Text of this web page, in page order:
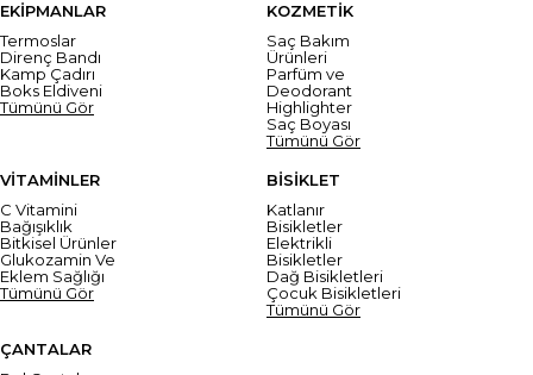
EKİPMANLAR
Termoslar
Direnç Bandı
Kamp Çadırı
Boks Eldiveni
Tümünü Gör
KOZMETİK
Saç Bakım
Ürünleri
Parfüm ve
Deodorant
Highlighter
Saç Boyası
Tümünü Gör
VİTAMİNLER
C Vitamini
Bağışıklık
Bitkisel Ürünler
Glukozamin Ve
Eklem Sağlığı
Tümünü Gör
BİSİKLET
Katlanır
Bisikletler
Elektrikli
Bisikletler
Dağ Bisikletleri
Çocuk Bisikletleri
Tümünü Gör
ÇANTALAR